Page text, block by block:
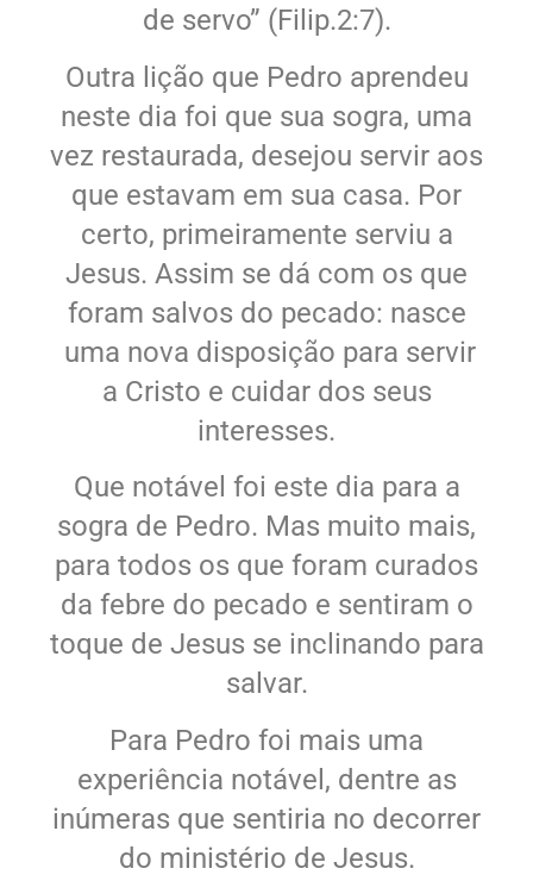
de servo” (Filip.2:7).
Outra lição que Pedro aprendeu
neste dia foi que sua sogra, uma
vez restaurada, desejou servir aos
que estavam em sua casa. Por
certo, primeiramente serviu a
Jesus. Assim se dá com os que
foram salvos do pecado: nasce
uma nova disposição para servir
a Cristo e cuidar dos seus
interesses.
Que notável foi este dia para a
sogra de Pedro. Mas muito mais,
para todos os que foram curados
da febre do pecado e sentiram o
toque de Jesus se inclinando para
salvar.
Para Pedro foi mais uma
experiência notável, dentre as
inúmeras que sentiria no decorrer
do ministério de Jesus.